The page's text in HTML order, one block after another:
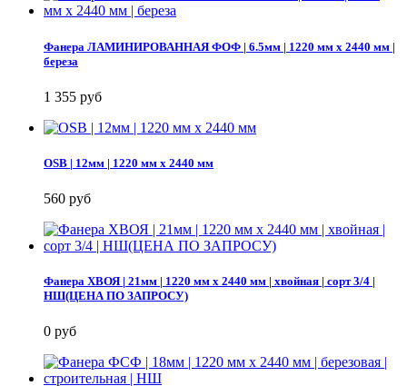
Фанера ЛАМИНИРОВАННАЯ ФОФ | 6.5мм | 1220 мм х 2440 мм |
береза
1 355 руб
OSB | 12мм | 1220 мм х 2440 мм
560 руб
Фанера ХВОЯ | 21мм | 1220 мм х 2440 мм | хвойная | сорт 3/4 |
НШ(ЦЕНА ПО ЗАПРОСУ)
0 руб